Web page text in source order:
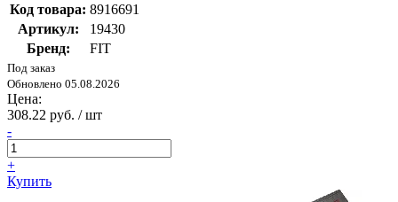
Код товара: 8916691
Артикул:
19430
Бренд:
FIT
Под заказ
Обновлено 05.08.2026
Цена:
308.22 руб. / шт
-
+
Купить